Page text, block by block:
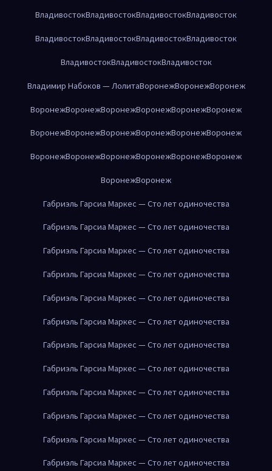
ВладивостокВладивостокВладивостокВладивосток
ВладивостокВладивостокВладивостокВладивосток
ВладивостокВладивостокВладивосток
Владимир Набоков — ЛолитаВоронежВоронежВоронеж
ВоронежВоронежВоронежВоронежВоронежВоронеж
ВоронежВоронежВоронежВоронежВоронежВоронеж
ВоронежВоронежВоронежВоронежВоронежВоронеж
ВоронежВоронеж
Габриэль Гарсиа Маркес — Сто лет одиночества
Габриэль Гарсиа Маркес — Сто лет одиночества
Габриэль Гарсиа Маркес — Сто лет одиночества
Габриэль Гарсиа Маркес — Сто лет одиночества
Габриэль Гарсиа Маркес — Сто лет одиночества
Габриэль Гарсиа Маркес — Сто лет одиночества
Габриэль Гарсиа Маркес — Сто лет одиночества
Габриэль Гарсиа Маркес — Сто лет одиночества
Габриэль Гарсиа Маркес — Сто лет одиночества
Габриэль Гарсиа Маркес — Сто лет одиночества
Габриэль Гарсиа Маркес — Сто лет одиночества
Габриэль Гарсиа Маркес — Сто лет одиночества